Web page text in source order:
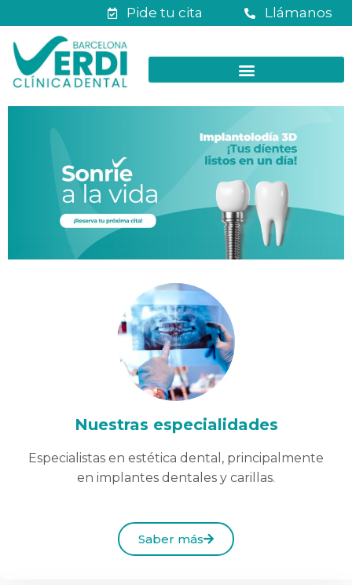
Pide tu cita Llámanos
Nuestras especialidades
Especialistas en estética dental, principalmente
en implantes dentales y carillas.
Saber más